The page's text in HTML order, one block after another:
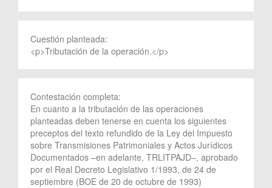
Cuestión planteada:
<p>Tributación de la operación.</p>
Contestación completa:
En cuanto a la tributación de las operaciones
planteadas deben tenerse en cuenta los siguientes
preceptos del texto refundido de la Ley del Impuesto
sobre Transmisiones Patrimoniales y Actos Jurídicos
Documentados –en adelante, TRLITPAJD–, aprobado
por el Real Decreto Legislativo 1/1993, de 24 de
septiembre (BOE de 20 de octubre de 1993)